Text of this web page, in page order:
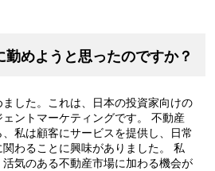
めようと思ったのですか？
した。これは、日本の投資家向けの
ントマーケティングです。 不動産
私は顧客にサービスを提供し、日常
わることに興味がありました。 私
気のある不動産市場に加わる機会が